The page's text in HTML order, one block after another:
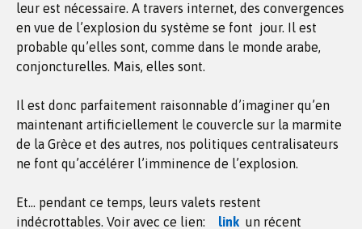
leur est nécessaire. A travers internet, des convergences
en vue de l’explosion du système se font jour. Il est
probable qu’elles sont, comme dans le monde arabe,
conjoncturelles. Mais, elles sont.
Il est donc parfaitement raisonnable d’imaginer qu’en
maintenant artificiellement le couvercle sur la marmite
de la Grèce et des autres, nos politiques centralisateurs
ne font qu’accélérer l’imminence de l’explosion.
Et… pendant ce temps, leurs valets restent
indécrottables. Voir avec ce lien: link un récent